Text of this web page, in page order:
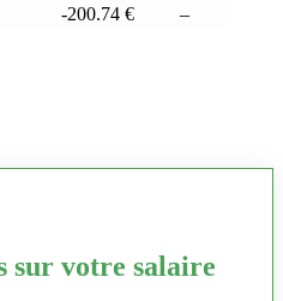
-200.74 € –
sur votre salaire